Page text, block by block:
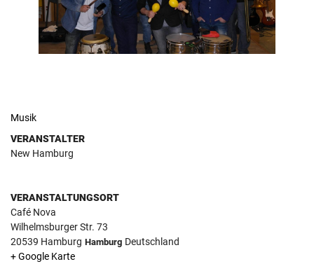
Musik
VERANSTALTER
New Hamburg
VERANSTALTUNGSORT
Café Nova
Wilhelmsburger Str. 73
20539 Hamburg Hamburg Deutschland
+ Google Karte